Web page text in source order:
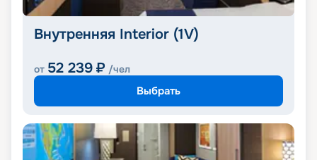
Внутренняя Interior (1V)
от 52 239 ₽ /чел
Выбрать